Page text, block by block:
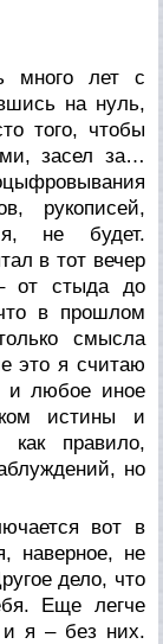
много лет с
на нуль,
того, чтобы
засел за…
рукописей,
не будет.
в тот вечер
от стыда до
в прошлом
смысла
это я считаю
и любое иное
истины и
как правило,
но
вот в
наверное, не
дело, что
Еще легче
я – без них.